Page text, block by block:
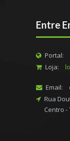
Entre
Portal:
Loja:
Email:
Rua
Centro -